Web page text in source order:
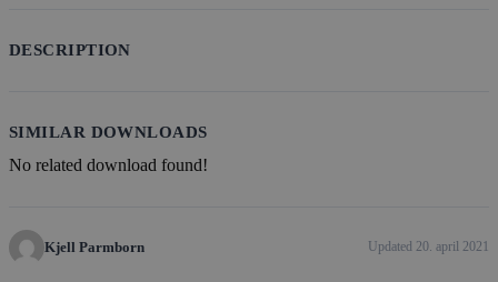
DESCRIPTION
SIMILAR DOWNLOADS
No related download found!
Kjell Parmborn Updated 20. april 2021